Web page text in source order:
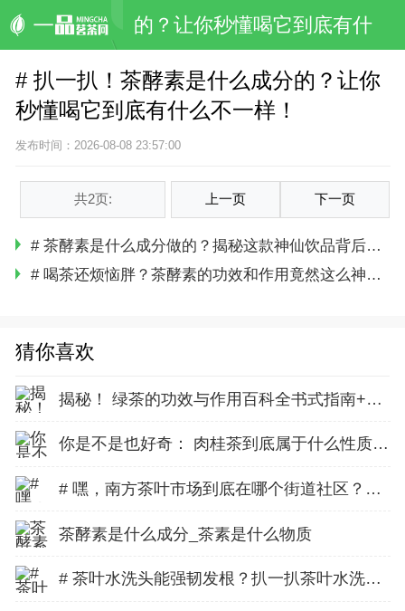
的？让你秒懂喝它到底有什
么不一样！
# 扒一扒！茶酵素是什么成分的？让你
秒懂喝它到底有什么不一样！
发布时间：2026-08-08 23:57:00
共2页: 上一页 下一页
# 茶酵素是什么成分做的？揭秘这款神仙饮品背后的神奇配方！
# 喝茶还烦恼胖？茶酵素的功效和作用竟然这么神奇！你绝对不能不知道！
猜你喜欢
揭秘！ 绿茶的功效与作用百科全书式指南+高清图解，你绝对想不到！绿茶，这杯看似简单的饮品，背后藏着多少健康秘密？从抗氧化到提神醒脑，再到它在我们日常生活中的妙用，今天我们就来彻底扒一扒，让你秒变绿茶养生达人！
你是不是也好奇： 肉桂茶到底属于什么性质的茶？很多人一听到“茶”就以为它和咱们平时喝的绿茶、红茶一个路数，但实际上啊，肉桂茶属于什么性质的茶这个问题，背后藏着不少小秘密！今天咱们就来好好扒一扒，看完你就不会再搞错了！
# 嘿，南方茶叶市场到底在哪个街道社区？一篇让你秒懂的攻略！
茶酵素是什么成分_茶素是什么物质
# 茶叶水洗头能强韧发根？扒一扒茶叶水洗头的功效与作用到底有多神奇！